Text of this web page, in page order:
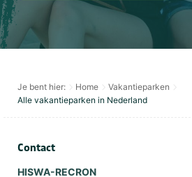
Je bent hier: Home
Vakantieparken
Alle vakantieparken in Nederland
Contact
HISWA-RECRON